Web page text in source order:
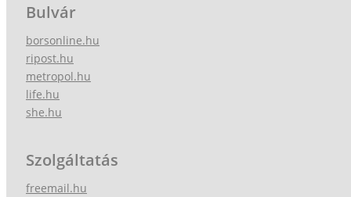
Bulvár
borsonline.hu
ripost.hu
metropol.hu
life.hu
she.hu
Szolgáltatás
freemail.hu